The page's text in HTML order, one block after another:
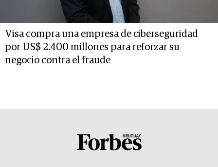
Visa compra una empresa de ciberseguridad
por US$ 2.400 millones para reforzar su
negocio contra el fraude